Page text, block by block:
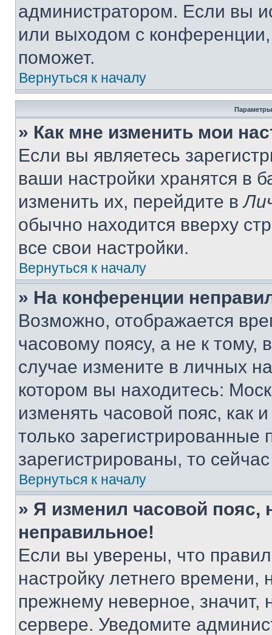
администратором. Если вы
или выходом с
поможет.
Вернуться к началу
Параметры
» Как мне изменить мои
Если вы являетесь
ваши настройки хранятся в
изменить их, перейдите в
обычно находится вверху
все свои настройки.
Вернуться к началу
» На конференции
Возможно, отображается
часовому поясу, а не к тому,
случае измените в личных
котором вы находитесь:
изменять часовой пояс, как
только
зарегистрированы, то
Вернуться к началу
» Я изменил часовой пояс,
неправильное!
Если вы уверены, что
настройку летнего
прежнему неверное, значит,
сервере. Уведомите